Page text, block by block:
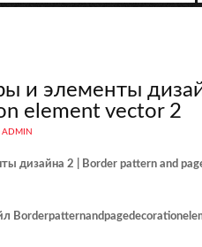
и элементы
element vector 2
ADMIN
дизайна 2 | Border pattern and